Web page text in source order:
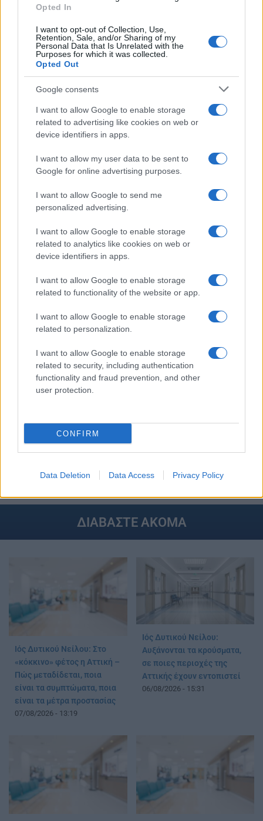
Opted In
I want to opt-out of Collection, Use,
Retention, Sale, and/or Sharing of my
Personal Data that Is Unrelated with the
Purposes for which it was collected.
Opted Out
Google consents
I want to allow Google to enable storage
related to advertising like cookies on web or
device identifiers in apps.
I want to allow my user data to be sent to
Google for online advertising purposes.
I want to allow Google to send me
personalized advertising.
I want to allow Google to enable storage
related to analytics like cookies on web or
device identifiers in apps.
I want to allow Google to enable storage
related to functionality of the website or app.
I want to allow Google to enable storage
related to personalization.
I want to allow Google to enable storage
related to security, including authentication
functionality and fraud prevention, and other
user protection.
CONFIRM
Data Deletion Data Access Privacy Policy
Ακολουθείστε το iPaideia.gr στο Google News
Tελευταίες Ειδήσειςγια την Παιδεία και την εργασία
στοiPaideia.gr
Στην Κατηγορία: ΕΙΔΗΣΕΙΣ
TAGS:
ΚΟΡΟΝΟΙΟΣ
ΚΟΡΟΝΟΙΟΣ ΕΙΔΗΣΕΙΣ
ΚΟΡΟΝΟΙΟΣ ΜΕΤΑΛΛΑΞΗ
ΚΡΟΥΣΜΑΤΑ
ΜΕΤΑΛΛΑΞΗ
ΔΙΑΒΑΣΤΕ ΑΚΟΜΑ
Ιός Δυτικού Νείλου: Στο
«κόκκινο» φέτος η Αττική –
Πώς μεταδίδεται, ποια
είναι τα συμπτώματα, ποια
είναι τα μέτρα προστασίας
07/08/2026 - 13:19
Ιός Δυτικού Νείλου:
Αυξάνονται τα κρούσματα,
σε ποιες περιοχές της
Αττικής έχουν εντοπιστεί
06/08/2026 - 15:31